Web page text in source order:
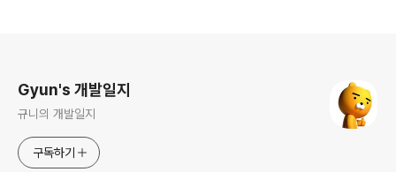
Gyun's 개발일지
규니의 개발일지
구독하기